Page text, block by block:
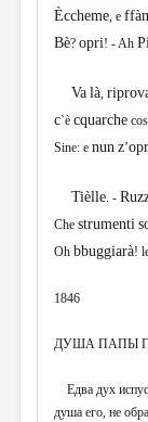
Èccheme, e
Bè?opri! - Ah
Va là,
с`ècquarche
Sine: enun z’
Tièlle. -
Chestrumenti
Oh bbuggiarà!
1846
ДУША ПАПЫ
Едва дух
душа его, не